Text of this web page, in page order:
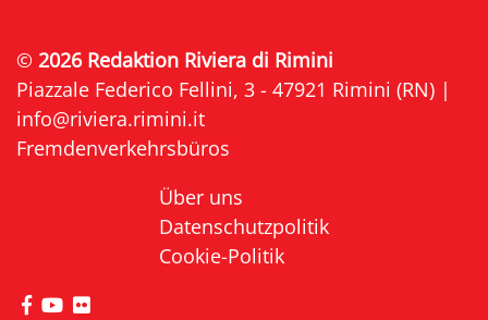
© 2026 Redaktion Riviera di Rimini
Piazzale Federico Fellini, 3 - 47921 Rimini (RN) |
info@riviera.rimini.it
Fremdenverkehrsbüros
Über uns
Datenschutzpolitik
Cookie-Politik
die Seite Facebook von Riviera di Rimini
die Seite YouTube von Riviera di Rimini
die Seite Flickr von Riviera di Rimini